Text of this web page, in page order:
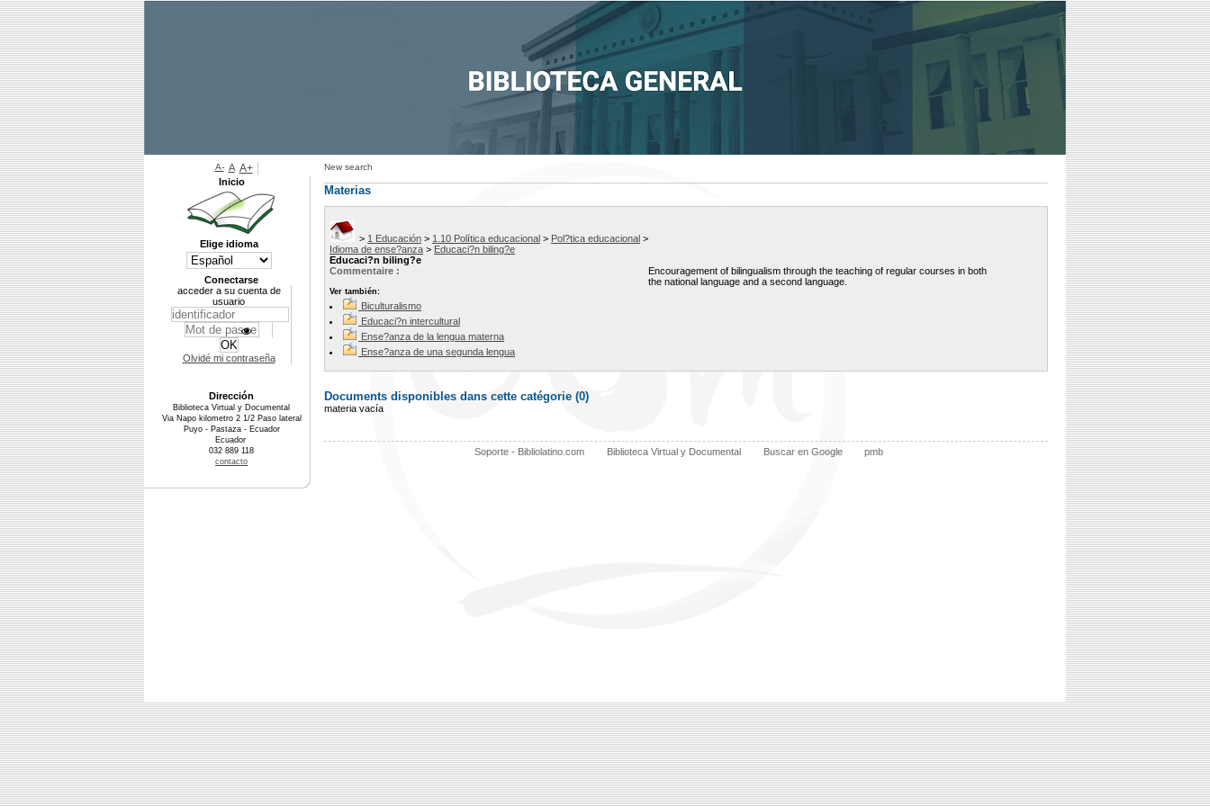
New search
Materias
> 1 Educación > 1.10 Política educacional > Pol?tica educacional >
Idioma de ense?anza > Educaci?n biling?e
Educaci?n biling?e
Commentaire :
Encouragement of bilingualism through the teaching of regular courses in both
the national language and a second language.
Ver también:
Biculturalismo
Educaci?n intercultural
Ense?anza de la lengua materna
Ense?anza de una segunda lengua
Documents disponibles dans cette catégorie (0)
materia vacía
Soporte - Bibliolatino.com Biblioteca Virtual y Documental Buscar en Google pmb
A- A A+
Inicio
Elige idioma
Conectarse
acceder a su cuenta de
usuario
Olvidé mi contraseña
Dirección
Biblioteca Virtual y Documental
Via Napo kilometro 2 1/2 Paso lateral
Puyo - Pastaza - Ecuador
Ecuador
032 889 118
contacto